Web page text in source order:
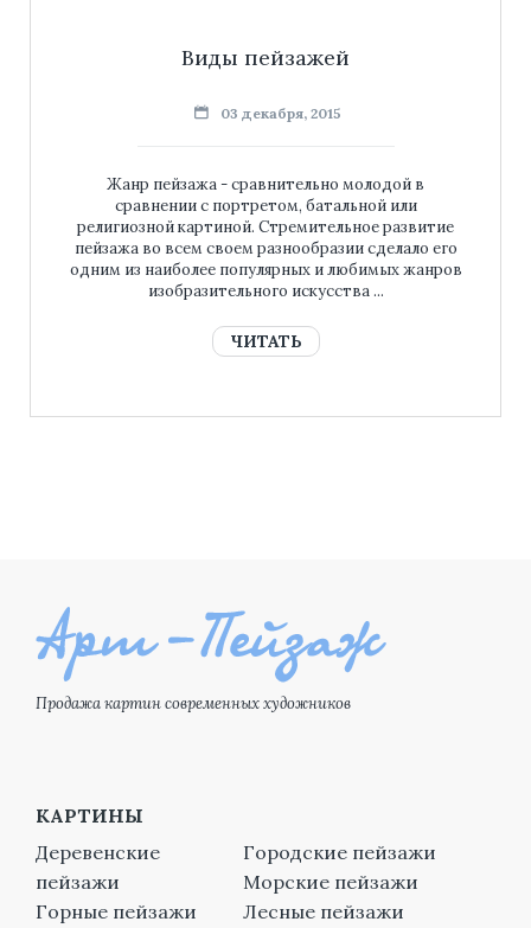
Виды пейзажей
03 декабря, 2015
Жанр пейзажа - сравнительно молодой в
сравнении с портретом, батальной или
религиозной картиной. Стремительное развитие
пейзажа во всем своем разнообразии сделало его
одним из наиболее популярных и любимых жанров
изобразительного искусства ...
ЧИТАТЬ
Продажа картин современных художников
КАРТИНЫ
Деревенские
пейзажи
Городские пейзажи
Морские пейзажи
Горные пейзажи
Лесные пейзажи